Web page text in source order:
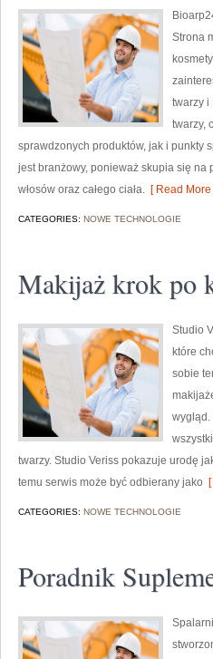
Strona
twarzy i
twarzy,
sprawdzonych produktów, jak i punkty
jest branżowy, ponieważ skupia się
włosów oraz całego ciała. [ Read More
CATEGORIES: NOWE TECHNOLOGIE
Makijaż krok po
Studio
które
sobie
wygląd.
twarzy. Studio Veriss pokazuje urodę
temu serwis może być odbierany jako
CATEGORIES: NOWE TECHNOLOGIE
Poradnik